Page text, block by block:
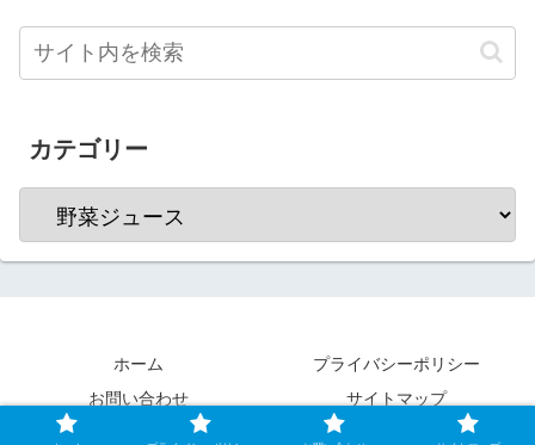
カテゴリー
ホーム
プライバシーポリシー
お問い合わせ
サイトマップ
© 2020 横浜独女のつれづれブログ.